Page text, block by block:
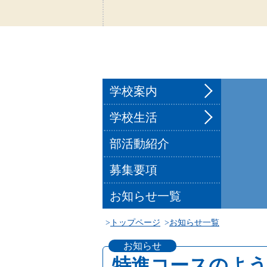
学校案内
学校生活
部活動紹介
募集要項
お知らせ一覧
トップページ お知らせ一覧
お知らせ